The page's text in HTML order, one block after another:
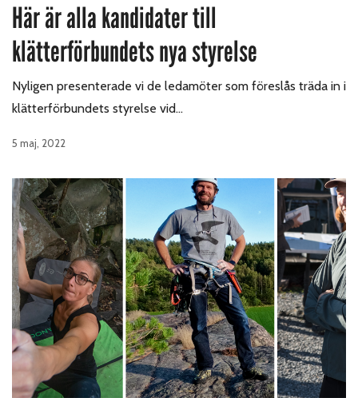
Här är alla kandidater till
klätterförbundets nya styrelse
Nyligen presenterade vi de ledamöter som föreslås träda in i
klätterförbundets styrelse vid…
5 maj, 2022